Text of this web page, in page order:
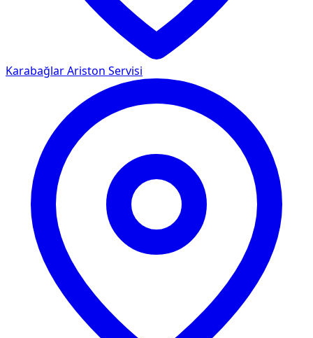
KarabağlarAriston Servisi